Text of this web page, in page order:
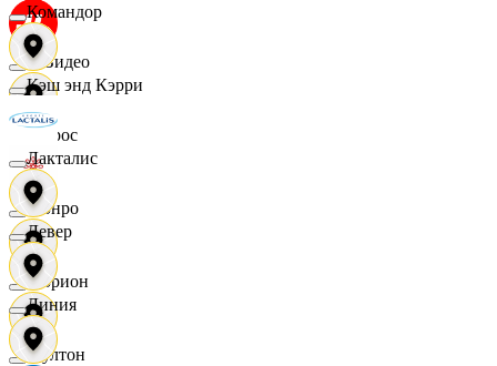
МВидео
Мирос
Монро
Морион
Мултон
Командор
Кэш энд Кэрри
Лакталис
Левер
Линия